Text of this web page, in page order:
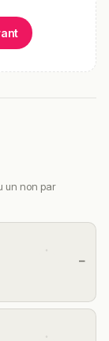
un non par
—